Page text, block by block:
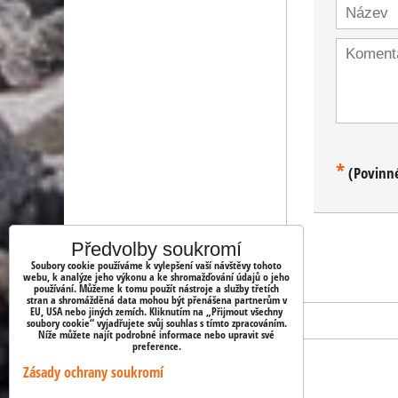
*
OBJEDNÁVKY
Předvolby soukromí
Soubory cookie používáme k vylepšení vaší návštěvy tohoto
webu, k analýze jeho výkonu a ke shromažďování údajů o jeho
používání. Můžeme k tomu použít nástroje a služby třetích
stran a shromážděná data mohou být přenášena partnerům v
EU, USA nebo jiných zemích. Kliknutím na „Přijmout všechny
soubory cookie“ vyjadřujete svůj souhlas s tímto zpracováním.
Níže můžete najít podrobné informace nebo upravit své
preference.
Zásady ochrany soukromí